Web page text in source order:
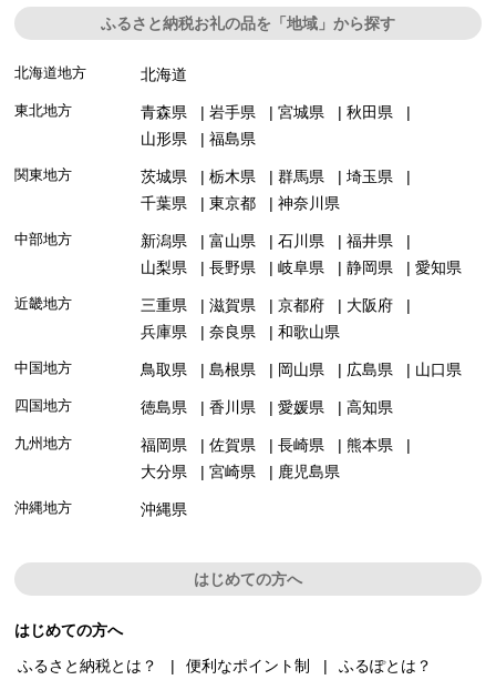
ふるさと納税お礼の品を「地域」から探す
北海道地方 北海道
東北地方 青森県 岩手県 宮城県
秋田県
山形県
福島県
関東地方 茨城県 栃木県 群馬県
埼玉県
千葉県
東京都 神奈川県
中部地方 新潟県 富山県 石川県
福井県
山梨県
長野県 岐阜県 静岡県 愛知県
近畿地方 三重県 滋賀県 京都府
大阪府
兵庫県
奈良県 和歌山県
中国地方 鳥取県 島根県 岡山県 広島県 山口県
四国地方 徳島県 香川県 愛媛県 高知県
九州地方 福岡県 佐賀県 長崎県
熊本県
大分県
宮崎県 鹿児島県
沖縄地方 沖縄県
はじめての方へ
はじめての方へ
ふるさと納税とは？
便利なポイント制 ふるぽとは？